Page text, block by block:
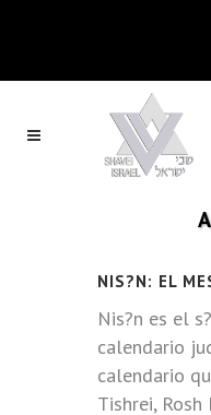
NIS?N: EL
Nis?n es el
calendario
calendario
Tishrei, Rosh